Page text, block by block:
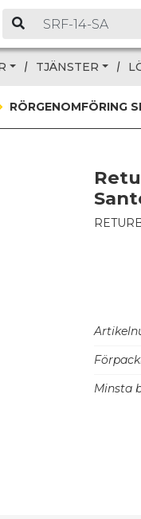
TJÄNSTER
RÖRGENOMFÖRING
Minsta